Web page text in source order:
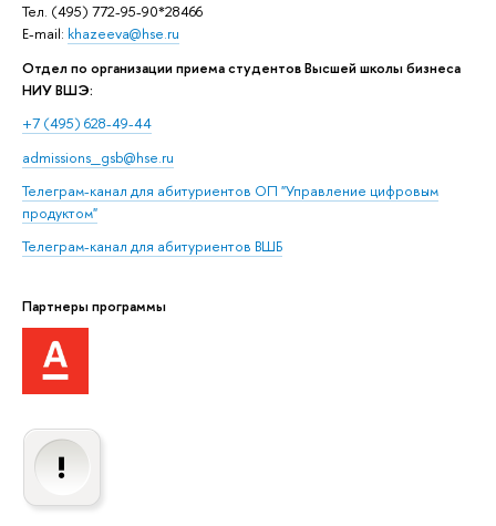
Тел. (495) 772-95-90*28466
E-mail: khazeeva@hse.ru
Отдел по организации приема студентов Высшей школы бизнеса
НИУ ВШЭ:
+7 (495) 628-49-44
admissions_gsb@hse.ru
Телеграм-канал для абитуриентов ОП "Управление цифровым
продуктом"
Телеграм-канал для абитуриентов ВШБ
Партнеры программы